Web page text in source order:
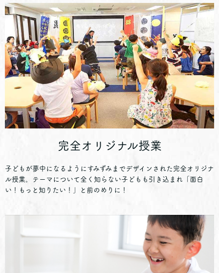
完全オリジナル授業
子どもが夢中になるようにすみずみまでデザインされた完全オリジナ
ル授業。テーマについて全く知らない子どもも引き込まれ「面白
い！もっと知りたい！」と前のめりに！